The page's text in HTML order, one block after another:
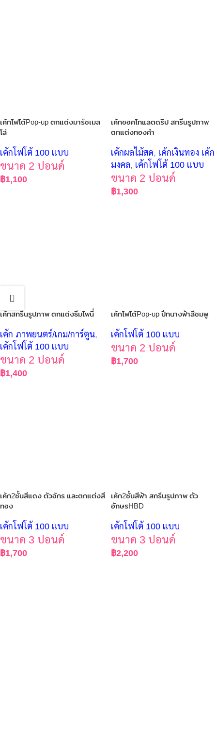
เค้กโฟโต้Pop-up ตกแต่งมาร์ชเมล
โล่
เค้กโฟโต้ 100 แบบ
ขนาด 2 ปอนด์
฿1,100
เค้กชอคโกแลตดริป สกรีนรูปภาพ
ตกแต่งทองคำ
เค้กผลไม้สด, เค้กเงินทอง เค้ก
มงคล, เค้กโฟโต้ 100 แบบ
ขนาด 2 ปอนด์
฿1,300
เค้กสกรีนรูปภาพ ตกแต่งธีมโพนี่
เค้ก ภาพยนตร์/เกม/การ์ตูน,
เค้กโฟโต้ 100 แบบ
ขนาด 2 ปอนด์
฿1,400
เค้กโฟโต้Pop-up ปีกนางฟ้าสีชมพู
เค้กโฟโต้ 100 แบบ
ขนาด 2 ปอนด์
฿1,700
เค้ก2ชั้นสีแดง ตัวอักร และตกแต่งสี
ทอง
เค้กโฟโต้ 100 แบบ
ขนาด 3 ปอนด์
฿1,700
เค้ก2ชั้นสีฟ้า สกรีนรูปภาพ ตัว
อักษรHBD
เค้กโฟโต้ 100 แบบ
ขนาด 3 ปอนด์
฿2,200